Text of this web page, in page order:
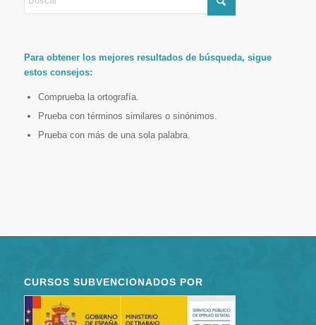
Para obtener los mejores resultados de búsqueda, sigue
estos consejos:
Comprueba la ortografía.
Prueba con términos similares o sinónimos.
Prueba con más de una sola palabra.
CURSOS SUBVENCIONADOS POR